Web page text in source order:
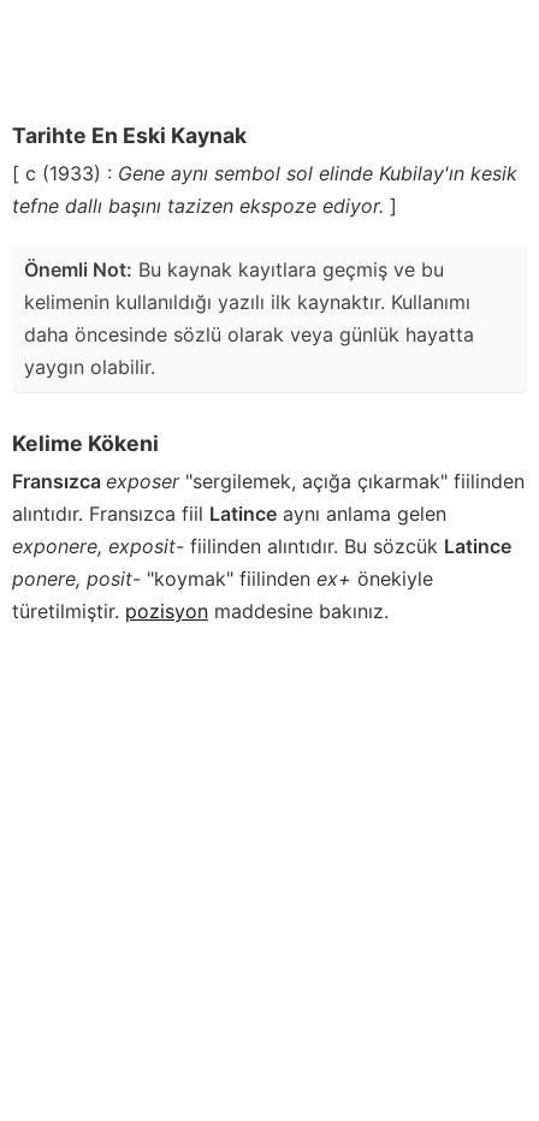
Tarihte En Eski Kaynak
[ c (1933) : Gene aynı sembol sol elinde Kubilay'ın kesik
tefne dallı başını tazizen ekspoze ediyor. ]
Önemli Not: Bu kaynak kayıtlara geçmiş ve bu
kelimenin kullanıldığı yazılı ilk kaynaktır. Kullanımı
daha öncesinde sözlü olarak veya günlük hayatta
yaygın olabilir.
Kelime Kökeni
Fransızca exposer"sergilemek, açığa çıkarmak" fiilinden
alıntıdır. Fransızca fiil Latince aynı anlama gelen
exponere, exposit- fiilinden alıntıdır. Bu sözcük Latince
ponere, posit- "koymak" fiilinden ex+ önekiyle
türetilmiştir. pozisyon maddesine bakınız.